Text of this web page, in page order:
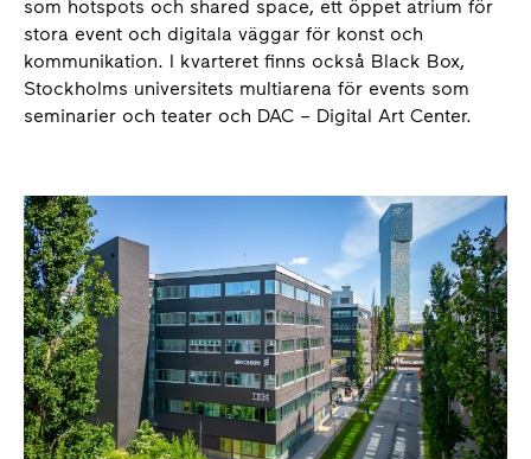
som hotspots och shared space, ett öppet atrium för
stora event och digitala väggar för konst och
kommunikation. I kvarteret finns också Black Box,
Stockholms universitets multiarena för events som
seminarier och teater och DAC – Digital Art Center.